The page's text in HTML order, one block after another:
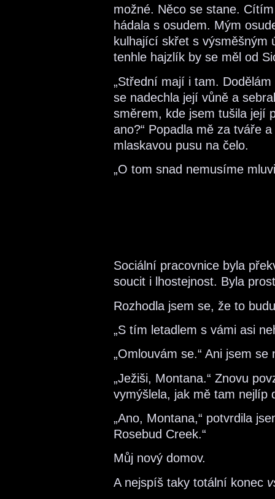
možné. Něco se stane.
hádala s osudem. Mým
kulhající skřet s výsměšným
tenhle hajzlík by se měl od
„Střední mají i tam.
se nadechla její vůně a
směrem, kde jsem tušila její
ano?“ Popadla mě za tváře
mlaskavou pusu na čelo.
„O tom snad nemusíme
Sociální pracovnice byla
soucit i lhostejnost. Byla
Rozhodla jsem se, že to
„S tím letadlem s vámi asi
„Omlouvám se.“ Ani jsem
„Ježiši, Montana.“ Znovu
vymýšlela, jak mě tam nejlíp
„Ano, Montana,“ potvrdila
Rosebud Creek.“
Můj nový domov.
A nejspíš taky totální konec